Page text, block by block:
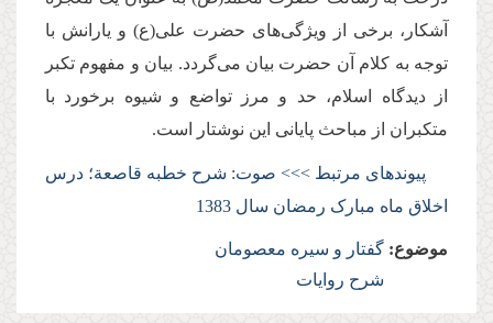
آشکار، برخی از ویژگی‌های حضرت علی‌(ع) و یارانش با
توجه به کلام آن حضرت بیان می‌گردد. بیان و مفهوم تکبر
از دیدگاه اسلام، حد و مرز تواضع و شیوه برخورد با
متکبران از مباحث پایانی این نوشتار است.
پیوندهای مرتبط >>> صوت: شرح خطبه قاصعة؛ درس
اخلاق ماه مبارک رمضان سال 1383
موضوع: گفتار و سیره معصومان
شرح روایات